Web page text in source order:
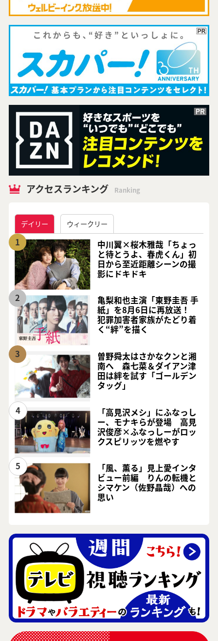
アクセスランキング Ranking
デイリー ウィークリー
1
中川翼×桜木雅哉「ちょっ
と待とうよ、春虎くん」初
日から至近距離シーンの撮
影にドキドキ
2
亀梨和也主演「東野圭吾 手
紙」を8月6日に再放送！
犯罪加害者家族がたどり着
く“絆”を描く
3
曽野舜太はさかなクンと湘
南へ 森七菜＆ダイアン津
田は絆を試す「ゴールデン
タッグ」
4
「高見沢メシ」にふなっし
ー、モナキらが登場 高見
沢俊彦×ふなっしーがロッ
クスピリッツを燃やす
5
「風、薫る」見上愛インタ
ビュー前編 りんの転機と
シマケン（佐野晶哉）への
思い